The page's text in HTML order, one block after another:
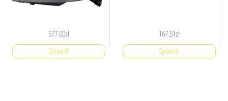
577.00zł
Sprawdź
167.51zł
Sprawdź